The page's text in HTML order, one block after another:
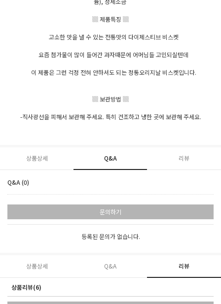
▒ 제품특징 ▒
고소한 맛을 낼 수 있는 전통맛의 다이제스티브 비스켓
요즘 첨가물이 많이 들어간 과자때문에 어머님들 고민되실텐데
이 제품은 그런 걱정 전혀 안하셔도 되는 정통오리지날 비스켓입니다.
▒ 보관방법 ▒
-직사광선을 피해서 보관해 주세요. 특히 건조하고 냉한 곳에 보관해 주세요.
상품상세 Q&A 리뷰
Q&A (0)
문의하기
등록된 문의가 없습니다.
상품상세 Q&A 리뷰
상품리뷰(6)